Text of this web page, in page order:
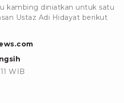
kambing diniatkan untuk satu
Ustaz Adi Hidayat berikut
WIB